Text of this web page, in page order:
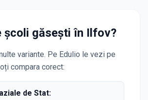
școli găsești în Ilfov?
variante. Pe Edulio le vezi pe
compara corect:
de Stat: